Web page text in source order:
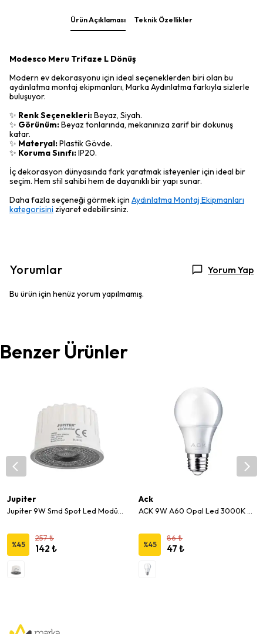
Ürün Açıklaması Teknik Özellikler
Modesco Meru Trifaze L Dönüş
Modern ev dekorasyonu için ideal seçeneklerden biri olan bu
aydınlatma montaj ekipmanları, Marka Aydınlatma farkıyla sizlerle
buluşuyor.
✨ Renk Seçenekleri:Beyaz, Siyah.
✨ Görünüm:Beyaz tonlarında, mekanınıza zarif bir dokunuş
katar.
✨ Materyal:Plastik Gövde.
✨ Koruma Sınıfı:IP20.
İç dekorasyon dünyasında fark yaratmak isteyenler için ideal bir
seçim. Hem stil sahibi hem de dayanıklı bir yapı sunar.
Daha fazla seçeneği görmek için Aydınlatma Montaj Ekipmanları
kategorisini ziyaret edebilirsiniz.
Yorumlar Yorum Yap
Bu ürün için henüz yorum yapılmamış.
Benzer Ürünler
Jupiter
%45
257 ₺
142 ₺
Ack
%45
86 ₺
47 ₺